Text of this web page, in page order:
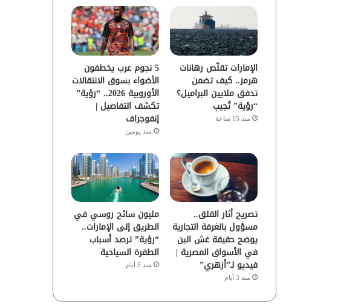
و
ك
و
ب
ق
ر
ا
م
الإمارات تقلّص رهانات
هرمز.. كيف تضمن
تدفق ملايين البراميل؟
“رؤية” تُجيب
منذ 15 ساعة
5 نجوم عرب يخطفون
الأضواء بسوق الانتقالات
الأوروبية 2026.. “رؤية”
تكشف التفاصيل |
إنفوجراف
منذ يومين
تصريح أثار القلق..
مسؤول بالغرفة التجارية
يوضح حقيقة غش البن
في الأسواق المصرية |
فيديو لـ”أزهري”
منذ 3 أيام
مليون سائح روسي في
الطريق إلى الإمارات..
“رؤية” ترصد أسباب
الطفرة السياحية
منذ 5 أيام